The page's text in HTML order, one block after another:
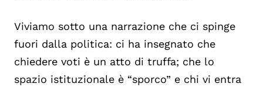
Viviamo sotto una narrazione che ci spinge
fuori dalla politica: ci ha insegnato che
chiedere voti è un atto di truffa; che lo
spazio istituzionale è “sporco” e chi vi entra